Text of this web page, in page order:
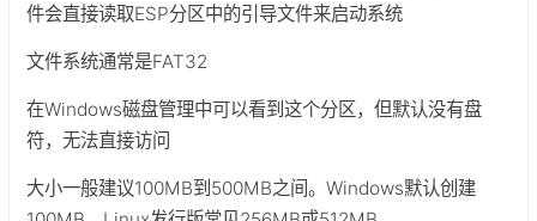
件会直接读取ESP分区中的引导文件来启动系统
文件系统通常是FAT32
在Windows磁盘管理中可以看到这个分区，但默认没有盘
符，无法直接访问
大小一般建议100MB到500MB之间。Windows默认创建